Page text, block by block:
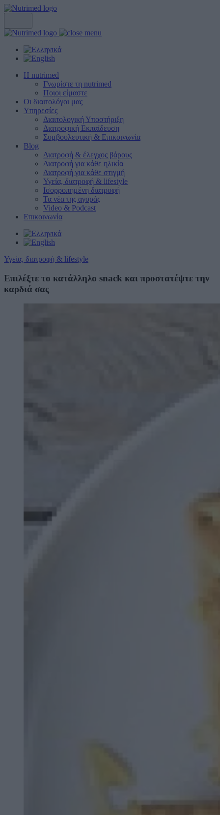
Η nutrimed
Γνωρίστε τη nutrimed
Ποιοι είμαστε
Οι διαιτολόγοι μας
Υπηρεσίες
Διαιτολογική Υποστήριξη
Διατροφική Εκπαίδευση
Συμβουλευτική & Επικοινωνία
Blog
Διατροφή & έλεγχος βάρους
Διατροφή για κάθε ηλικία
Διατροφή για κάθε στιγμή
Υγεία, διατροφή & lifestyle
Ισορροπημένη διατροφή
Τα νέα της αγοράς
Video & Podcast
Επικοινωνία
Υγεία, διατροφή & lifestyle
Επιλέξτε το κατάλληλο snack και προστατέψτε την
καρδιά σας